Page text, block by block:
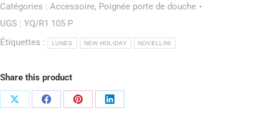
Catégories : Accessoire, Poignée porte de douche
UGS : YQ/R1 105 P
Étiquettes :
LUNES NEW HOLIDAY NOVELLINI
Share this product